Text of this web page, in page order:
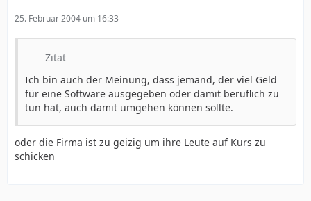
25. Februar 2004 um 16:33
Zitat
Ich bin auch der Meinung, dass jemand, der viel Geld
für eine Software ausgegeben oder damit beruflich zu
tun hat, auch damit umgehen können sollte.
oder die Firma ist zu geizig um ihre Leute auf Kurs zu
schicken